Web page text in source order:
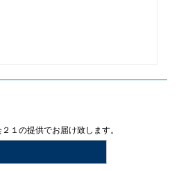
１の提供でお届け致します。